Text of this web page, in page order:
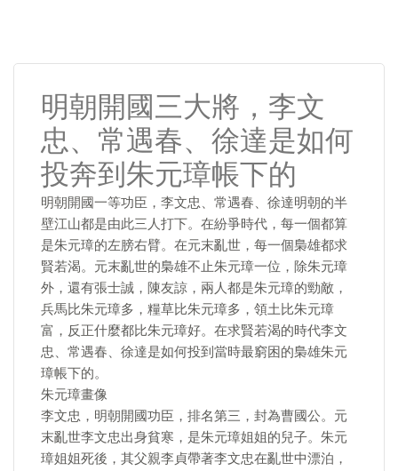
明朝開國三大將，李文
忠、常遇春、徐達是如何
投奔到朱元璋帳下的
明朝開國一等功臣，李文忠、常遇春、徐達明朝的半
壁江山都是由此三人打下。在紛爭時代，每一個都算
是朱元璋的左膀右臂。在元末亂世，每一個梟雄都求
賢若渴。元末亂世的梟雄不止朱元璋一位，除朱元璋
外，還有張士誠，陳友諒，兩人都是朱元璋的勁敵，
兵馬比朱元璋多，糧草比朱元璋多，領土比朱元璋
富，反正什麼都比朱元璋好。在求賢若渴的時代李文
忠、常遇春、徐達是如何投到當時最窮困的梟雄朱元
璋帳下的。
朱元璋畫像
李文忠，明朝開國功臣，排名第三，封為曹國公。元
末亂世李文忠出身貧寒，是朱元璋姐姐的兒子。朱元
璋姐姐死後，其父親李貞帶著李文忠在亂世中漂泊，